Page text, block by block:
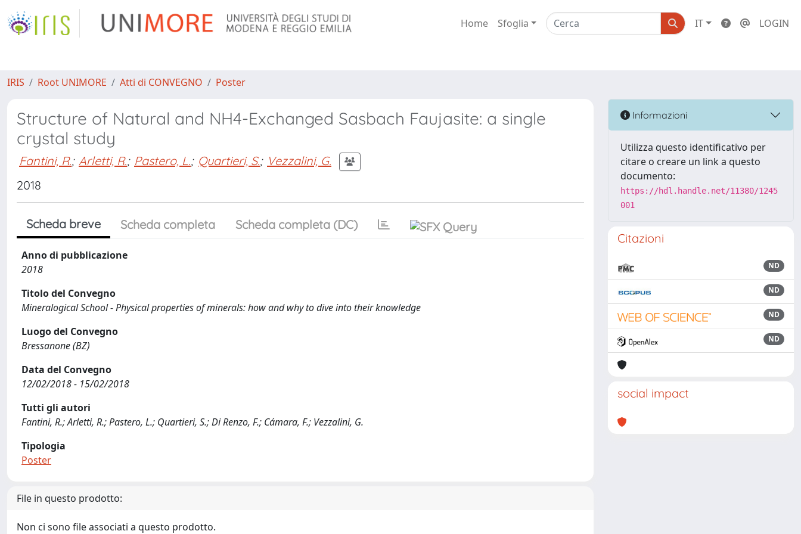
Home Sfoglia IT LOGIN
IRIS Root UNIMORE Atti di CONVEGNO Poster
Structure of Natural and NH4-Exchanged Sasbach Faujasite: a single
crystal study
Fantini, R.; Arletti, R.; Pastero, L.; Quartieri, S.; Vezzalini, G.
2018
Scheda breve Scheda completa Scheda completa (DC)
Anno di pubblicazione
2018
Titolo del Convegno
Mineralogical School - Physical properties of minerals: how and why to dive into their knowledge
Luogo del Convegno
Bressanone (BZ)
Data del Convegno
12/02/2018 - 15/02/2018
Tutti gli autori
Fantini, R.; Arletti, R.; Pastero, L.; Quartieri, S.; Di Renzo, F.; Cámara, F.; Vezzalini, G.
Tipologia
Poster
File in questo prodotto:
Non ci sono file associati a questo prodotto.
Informazioni
Utilizza questo identificativo per
citare o creare un link a questo
documento:
https://hdl.handle.net/11380/1245
001
Citazioni
ND
ND
ND
ND
social impact